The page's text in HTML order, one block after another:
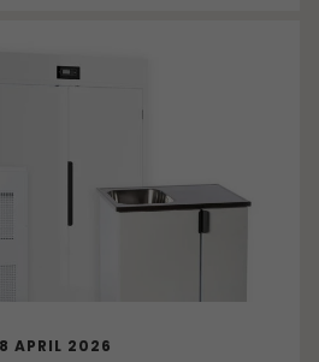
APRIL 2026